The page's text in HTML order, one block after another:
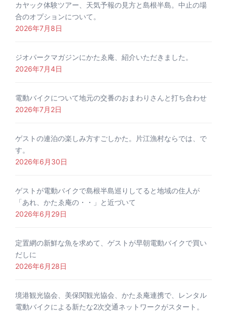
カヤック体験ツアー、天気予報の見方と島根半島。中止の場
合のオプションについて。
2026年7月8日
ジオパークマガジンにかたゑ庵、紹介いただきました。
2026年7月4日
電動バイクについて地元の交番のおまわりさんと打ち合わせ
2026年7月2日
ゲストの連泊の楽しみ方すごしかた。片江漁村ならでは、で
す。
2026年6月30日
ゲストが電動バイクで島根半島巡りしてると地域の住人が
「あれ、かたゑ庵の・・」と近づいて
2026年6月29日
定置網の新鮮な魚を求めて、ゲストが早朝電動バイクで買い
だしに
2026年6月28日
境港観光協会、美保関観光協会、かたゑ庵連携で、レンタル
電動バイクによる新たな2次交通ネットワークがスタート。